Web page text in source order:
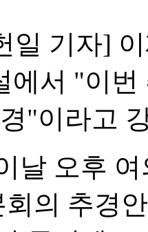
일 기자]
에서 "이
"이라고
날 오후
의 추경